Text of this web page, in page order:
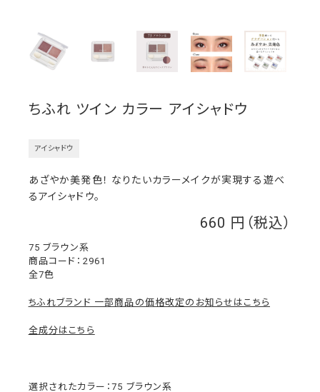
ちふれ ツイン カラー アイシャドウ
アイシャドウ
660
2961
75 ブラウン系
あざやか美発色！ なりたいカラーメイクが実現する遊べ
るアイシャドウ。
全7色
ちふれブランド 一部商品の価格改定のお知らせはこちら
全成分はこちら
選択されたカラー：75 ブラウン系